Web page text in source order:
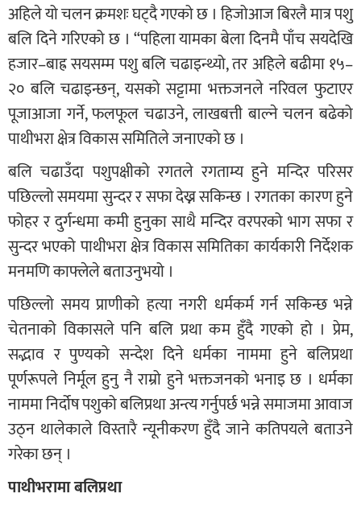
अहिले यो चलन क्रमशः घट्दै गएको छ । हिजोआज बिरलै मात्र पशु
बलि दिने गरिएको छ । “पहिला यामका बेला दिनमै पाँच सयदेखि
हजार–बाह्र सयसम्म पशु बलि चढाइन्थ्यो, तर अहिले बढीमा १५–
२० बलि चढाइन्छन्, यसको सट्टामा भक्तजनले नरिवल फुटाएर
पूजाआजा गर्ने, फलफूल चढाउने, लाखबत्ती बाल्ने चलन बढेको
पाथीभरा क्षेत्र विकास समितिले जनाएको छ ।
बलि चढाउँदा पशुपक्षीको रगतले रगताम्य हुने मन्दिर परिसर
पछिल्लो समयमा सुन्दर र सफा देख्न सकिन्छ । रगतका कारण हुने
फोहर र दुर्गन्धमा कमी हुनुका साथै मन्दिर वरपरको भाग सफा र
सुन्दर भएको पाथीभरा क्षेत्र विकास समितिका कार्यकारी निर्देशक
मनमणि काफ्लेले बताउनुभयो ।
पछिल्लो समय प्राणीको हत्या नगरी धर्मकर्म गर्न सकिन्छ भन्ने
चेतनाको विकासले पनि बलि प्रथा कम हुँदै गएको हो । प्रेम,
सद्भाव र पुण्यको सन्देश दिने धर्मका नाममा हुने बलिप्रथा
पूर्णरूपले निर्मूल हुनु नै राम्रो हुने भक्तजनको भनाइ छ । धर्मका
नाममा निर्दोष पशुको बलिप्रथा अन्त्य गर्नुपर्छ भन्ने समाजमा आवाज
उठ्न थालेकाले विस्तारै न्यूनीकरण हुँदै जाने कतिपयले बताउने
गरेका छन् ।
पाथीभरामा बलिप्रथा